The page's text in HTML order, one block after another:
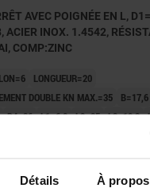
Détails À
AVEC POIGNÉE EN L,
ACIER INOX. 1.4542,
COMP:ZINC
LONGUEUR=20
DOUBLE KN MAX.=35
B=17,6
D4=26 L1=6,8 L2=25 L3=19,2